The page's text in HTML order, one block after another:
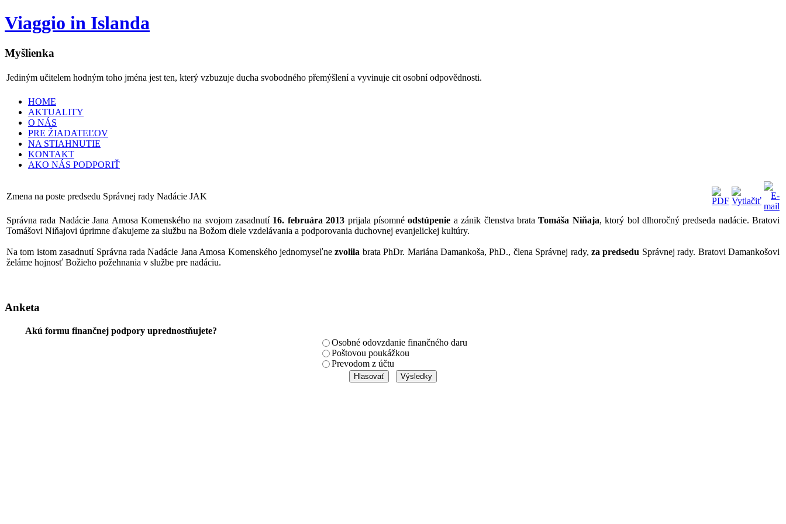
Viaggio in Islanda
Myšlienka
Jediným učitelem hodným toho jména jest ten, který vzbuzuje ducha svobodného přemýšlení a vyvinuje cit osobní odpovědnosti.
HOME
AKTUALITY
O NÁS
PRE ŽIADATEĽOV
NA STIAHNUTIE
KONTAKT
AKO NÁS PODPORIŤ
Zmena na poste predsedu Správnej rady Nadácie JAK
Správna rada Nadácie Jana Amosa Komenského na svojom zasadnutí 16. februára 2013 prijala písomnéodstúpenie a zánik členstva brataTomáša Niňaja, ktorý bol dlhoročný predseda nadácie. Bratovi
Tomášovi Niňajovi úprimne ďakujeme za službu na Božom diele vzdelávania a podporovania duchovnej evanjelickej kultúry.
Na tom istom zasadnutí Správna rada Nadácie Jana Amosa Komenského jednomyseľnezvolila brata PhDr. Mariána Damankoša, PhD., člena Správnej rady,za predsedu Správnej rady. Bratovi Damankošovi
želáme hojnosť Božieho požehnania v službe pre nadáciu.
Anketa
Akú formu finančnej podpory uprednostňujete?
Osobné odovzdanie finančného daru
Poštovou poukážkou
Prevodom z účtu